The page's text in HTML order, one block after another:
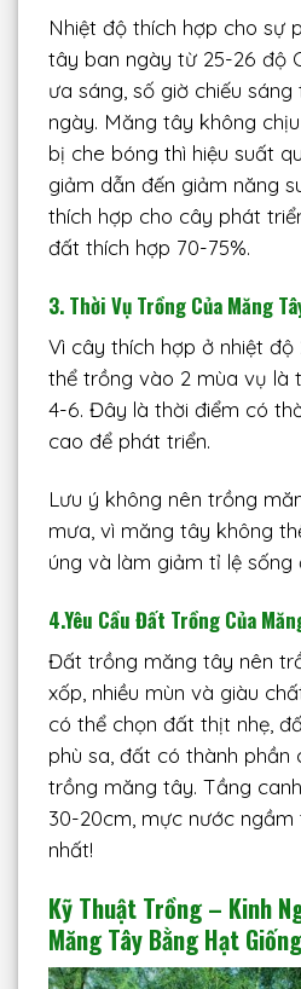
Nhiệt độ thích hợp cho sự
tây ban ngày từ 25-26 độ
ưa sáng, số giờ chiếu
ngày. Măng tây không
bị che bóng thì hiệu suất
giảm dẫn đến giảm năng
thích hợp cho cây phát
đất thích hợp 70-75%.
3. Thời Vụ Trồng Của Măng
Vì cây thích hợp ở nhiệt độ
thể trồng vào 2 mùa vụ là
4-6. Đây là thời điểm có
cao để phát triển.
Lưu ý không nên trồng
mưa, vì măng tây không
úng và làm giảm tỉ lệ sống
4.Yêu Cầu Đất Trồng Của
Đất trồng măng tây nên
xốp, nhiều mùn và giàu
có thể chọn đất thịt nhẹ,
phù sa, đất có thành phần
trồng măng tây. Tầng
30-20cm, mực nước ngầm
nhất!
Kỹ Thuật Trồng – Kinh
Măng Tây Bằng Hạt